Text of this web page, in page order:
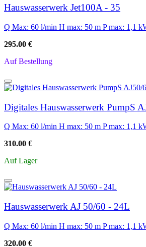
Hauswasserwerk Jet100A - 35
Q Max: 60 l/min H max: 50 m P max: 1,1
295.00 €
Auf Bestellung
Digitales Hauswasserwerk PumpS
Q Max: 60 l/min H max: 50 m P max: 1,1
310.00 €
Auf Lager
Hauswasserwerk AJ 50/60 - 24L
Q Max: 60 l/min H max: 50 m P max: 1,1
320.00 €